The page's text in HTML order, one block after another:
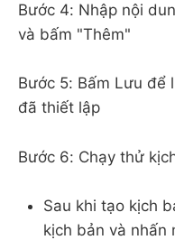
Bước 4: Nhập nội
và bấm "Thêm"
Bước 5: Bấm Lưu để
đã thiết lập
Bước 6: Chạy thử
Sau khi tạo kịch
kịch bản và nhấn